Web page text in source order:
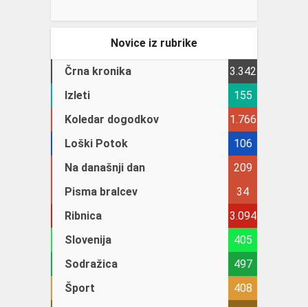
Novice iz rubrike
Črna kronika
3.342
Izleti
155
Koledar dogodkov
1.766
Loški Potok
106
Na današnji dan
209
Pisma bralcev
34
Ribnica
3.094
Slovenija
405
Sodražica
497
Šport
408